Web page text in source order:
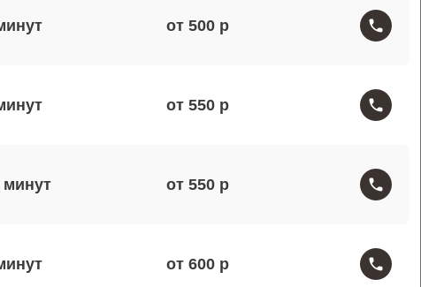
от 500
от 550
от 550
от 600